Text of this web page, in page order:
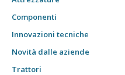
Componenti
Innovazioni tecniche
Novità dalle aziende
Trattori